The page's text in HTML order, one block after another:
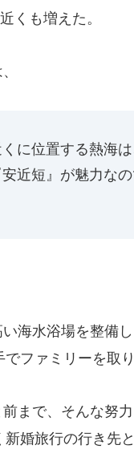
くも増えた。
くに位置する熱海
近短』が魅力な
海水浴場を整備
ファミリーを取
まで、そんな努
新婚旅行の行き先